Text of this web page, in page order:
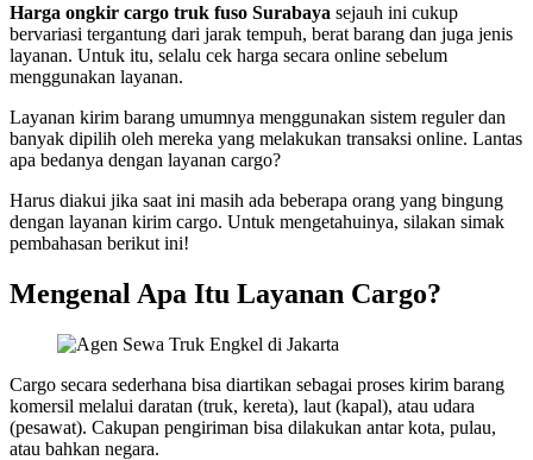
Harga ongkir cargo truk fuso Surabaya sejauh ini cukup
bervariasi tergantung dari jarak tempuh, berat barang dan juga jenis
layanan. Untuk itu, selalu cek harga secara online sebelum
menggunakan layanan.
Layanan kirim barang umumnya menggunakan sistem reguler dan
banyak dipilih oleh mereka yang melakukan transaksi online. Lantas
apa bedanya dengan layanan cargo?
Harus diakui jika saat ini masih ada beberapa orang yang bingung
dengan layanan kirim cargo. Untuk mengetahuinya, silakan simak
pembahasan berikut ini!
Mengenal Apa Itu Layanan Cargo?
Cargo secara sederhana bisa diartikan sebagai proses kirim barang
komersil melalui daratan (truk, kereta), laut (kapal), atau udara
(pesawat). Cakupan pengiriman bisa dilakukan antar kota, pulau,
atau bahkan negara.